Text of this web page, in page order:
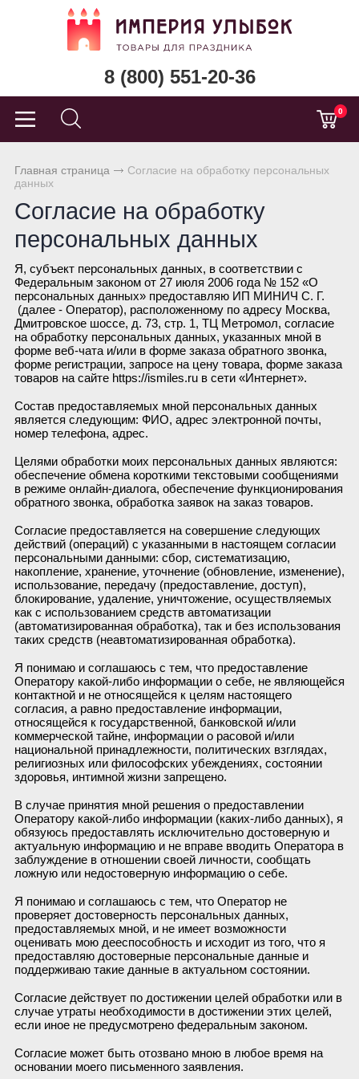
8 (800) 551-20-36
0
Главная страница
Согласие на обработку персональных
данных
Согласие на обработку
персональных данных
Я, субъект персональных данных, в соответствии с
Федеральным законом от 27 июля 2006 года № 152 «О
персональных данных» предоставляю ИП МИНИЧ С. Г.
(далее - Оператор), расположенному по адресу Москва,
Дмитровское шоссе, д. 73, стр. 1, ТЦ Метромол, согласие
на обработку персональных данных, указанных мной в
форме веб-чата и/или в форме заказа обратного звонка,
форме регистрации, запросе на цену товара, форме заказа
товаров на сайте https://ismiles.ru в сети «Интернет».
Состав предоставляемых мной персональных данных
является следующим: ФИО, адрес электронной почты,
номер телефона, адрес.
Целями обработки моих персональных данных являются:
обеспечение обмена короткими текстовыми сообщениями
в режиме онлайн-диалога, обеспечение функционирования
обратного звонка, обработка заявок на заказ товаров.
Согласие предоставляется на совершение следующих
действий (операций) с указанными в настоящем согласии
персональными данными: сбор, систематизацию,
накопление, хранение, уточнение (обновление, изменение),
использование, передачу (предоставление, доступ),
блокирование, удаление, уничтожение, осуществляемых
как с использованием средств автоматизации
(автоматизированная обработка), так и без использования
таких средств (неавтоматизированная обработка).
Я понимаю и соглашаюсь с тем, что предоставление
Оператору какой-либо информации о себе, не являющейся
контактной и не относящейся к целям настоящего
согласия, а равно предоставление информации,
относящейся к государственной, банковской и/или
коммерческой тайне, информации о расовой и/или
национальной принадлежности, политических взглядах,
религиозных или философских убеждениях, состоянии
здоровья, интимной жизни запрещено.
В случае принятия мной решения о предоставлении
Оператору какой-либо информации (каких-либо данных), я
обязуюсь предоставлять исключительно достоверную и
актуальную информацию и не вправе вводить Оператора в
заблуждение в отношении своей личности, сообщать
ложную или недостоверную информацию о себе.
Я понимаю и соглашаюсь с тем, что Оператор не
проверяет достоверность персональных данных,
предоставляемых мной, и не имеет возможности
оценивать мою дееспособность и исходит из того, что я
предоставляю достоверные персональные данные и
поддерживаю такие данные в актуальном состоянии.
Согласие действует по достижении целей обработки или в
случае утраты необходимости в достижении этих целей,
если иное не предусмотрено федеральным законом.
Согласие может быть отозвано мною в любое время на
основании моего письменного заявления.